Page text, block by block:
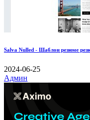
Salva Nulled - Шаблон резюме
2024-06-25
Админ